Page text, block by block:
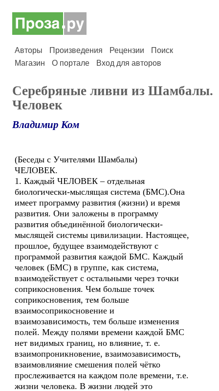
Авторы Произведения Рецензии
Поиск
Магазин
О портале Вход для авторов
Серебряные ливни из Шамбалы.
Человек
Владимир Ком
(Беседы с Учителями Шамбалы)
ЧЕЛОВЕК.
1. Каждый ЧЕЛОВЕК – отдельная
биологически-мыслящая система (БМС).Она
имеет программу развития (жизни) и время
развития. Они заложены в программу
развития объединённой биологически-
мыслящей системы цивилизации. Настоящее,
прошлое, будущее взаимодействуют с
программой развития каждой БМС. Каждый
человек (БМС) в группе, как система,
взаимодействует с остальными через точки
соприкосновения. Чем больше точек
соприкосновения, тем больше
взаимосоприкосновение и
взаимозависимость, тем больше изменения
полей. Между полями времени каждой БМС
нет видимых границ, но влияние, т. е.
взаимопроникновение, взаимозависимость,
взаимовлияние смешения полей чётко
прослеживается на каждом поле времени, т.е.
жизни человека. В жизни людей это